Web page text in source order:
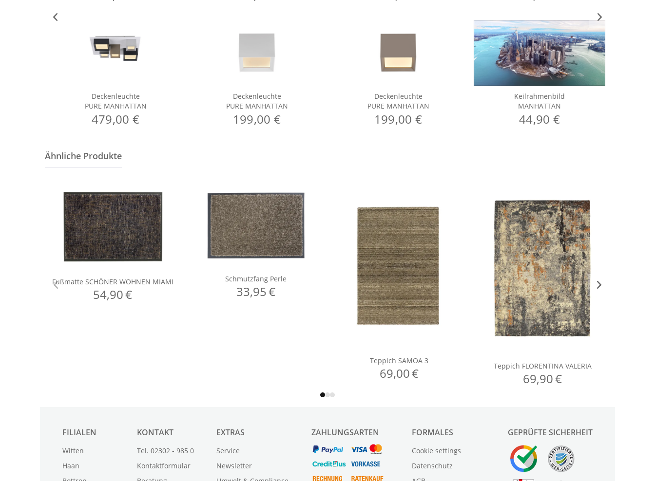
Deckenleuchte
PURE MANHATTAN
479,00 €
Deckenleuchte
PURE MANHATTAN
199,00 €
Deckenleuchte
PURE MANHATTAN
199,00 €
Keilrahmenbild
MANHATTAN
44,90 €
FILIALEN
Witten
Haan
KONTAKT
Tel. 02302 - 985 0
Kontaktformular
EXTRAS
Service
Newsletter
ZAHLUNGSARTEN FORMALES
Cookie settings
Datenschutz
GEPRÜFTE SICHERHEIT